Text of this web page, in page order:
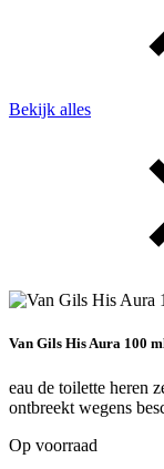
Bekijk alles
Van Gils His Aura 100
eau de toilette heren
ontbreekt wegens
Op voorraad